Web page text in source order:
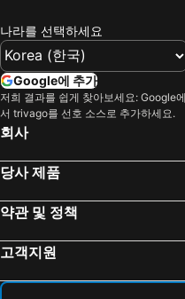
타케오 스파 모리노 리조트 호텔
Hoshi No Hana (2 Adult Guests Only)
Shunkeiya
Kagetsu Taisyokan
Az Nagasaki Hasami
나라를 선택하세요
Google에 추가
저희 결과를 쉽게 찾아보세요: Google에
서 trivago를 선호 소스로 추가하세요.
회사
당사 제품
약관 및 정책
고객지원